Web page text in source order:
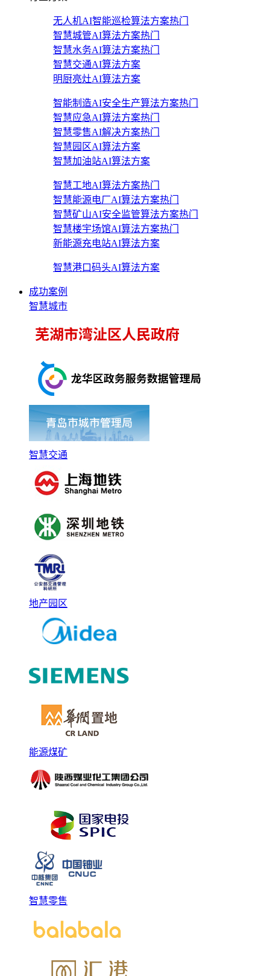
无人机AI智能巡检算法方案热门
智慧城管AI算法方案热门
智慧水务AI算法方案热门
智慧交通AI算法方案
明厨亮灶AI算法方案
智能制造AI安全生产算法方案热门
智慧应急AI算法方案热门
智慧零售AI解决方案热门
智慧园区AI算法方案
智慧加油站AI算法方案
智慧工地AI算法方案热门
智慧能源电厂AI算法方案热门
智慧矿山AI安全监管算法方案热门
智慧楼宇场馆AI算法方案热门
新能源充电站AI算法方案
智慧港口码头AI算法方案
成功案例
智慧城市
智慧交通
地产园区
能源煤矿
智慧零售